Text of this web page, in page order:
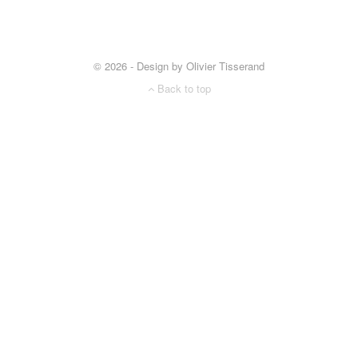
© 2026 - Design by Olivier Tisserand
Back to top